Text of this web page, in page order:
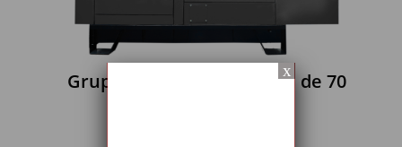
Grupo Gerador de Energia de 70
x